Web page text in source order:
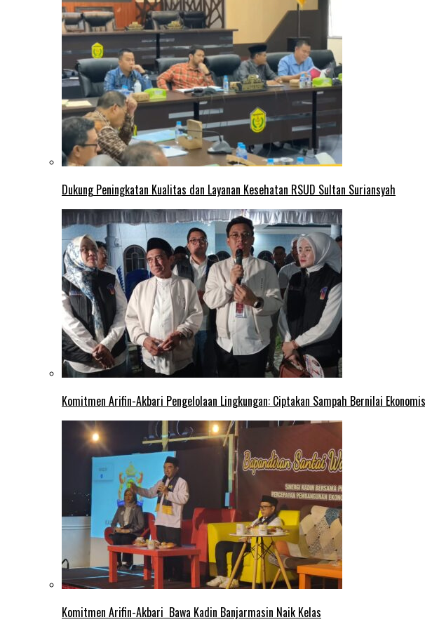
Dukung Peningkatan Kualitas dan Layanan Kesehatan RSUD Sultan Suriansyah
Komitmen Arifin-Akbari Pengelolaan Lingkungan: Ciptakan Sampah Bernilai
Komitmen Arifin-Akbari Bawa Kadin Banjarmasin Naik Kelas